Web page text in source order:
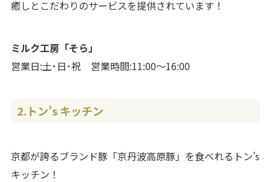
癒しとこだわりのサービスを提供されています！
ミルク工房「そら」
営業日:土･日･祝 営業時間:11:00～16:00
2.トン’s キッチン
京都が誇るブランド豚「京丹波高原豚」を食べれるトン’s
キッチン！